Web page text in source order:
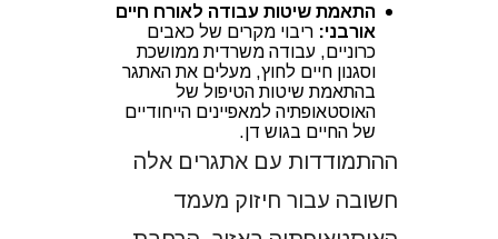
התאמת שיטות עבודה לאורח חיים
אורבני: ריבוי מקרים של כאבים
כרוניים, עבודה משרדית ממושכת
וסגנון חיים לחוץ, מעלים את האתגר
בהתאמת שיטות הטיפול של
האוסטאופתיה למאפיינים הייחודיים
של החיים בגוש דן.
ההתמודדות עם אתגרים אלה
חשובה עבור חיזוק מעמד